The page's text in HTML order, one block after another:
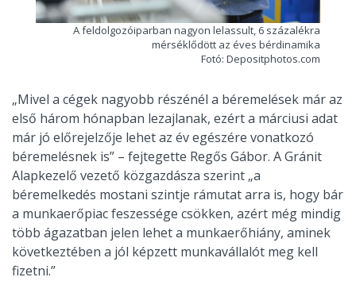
A feldolgozóiparban nagyon lelassult, 6 százalékra
mérséklődött az éves bérdinamika
Fotó: Depositphotos.com
„Mivel a cégek nagyobb részénél a béremelések már az
első három hónapban lezajlanak, ezért a márciusi adat
már jó előrejelzője lehet az év egészére vonatkozó
béremelésnek is” – fejtegette Regős Gábor. A Gránit
Alapkezelő vezető közgazdásza szerint „a
béremelkedés mostani szintje rámutat arra is, hogy bár
a munkaerőpiac feszessége csökken, azért még mindig
több ágazatban jelen lehet a munkaerőhiány, aminek
következtében a jól képzett munkavállalót meg kell
fizetni.”